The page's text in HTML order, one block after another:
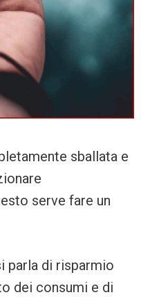
sballata e
serve fare un
parla di risparmio
dei consumi e di